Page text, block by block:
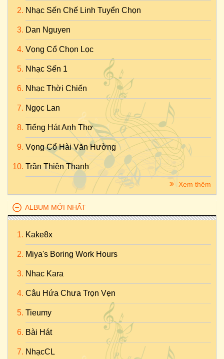
Nhạc Sến Chế Linh Tuyển Chọn
Dan Nguyen
Vọng Cổ Chọn Lọc
Nhạc Sến 1
Nhạc Thời Chiến
Ngọc Lan
Tiếng Hát Anh Thơ
Vọng Cổ Hài Văn Hường
Trần Thiện Thanh
Xem thêm
ALBUM MỚI NHẤT
Kake8x
Miya's Boring Work Hours
Nhac Kara
Câu Hứa Chưa Trọn Vẹn
Tieumy
Bài Hát
NhạcCL